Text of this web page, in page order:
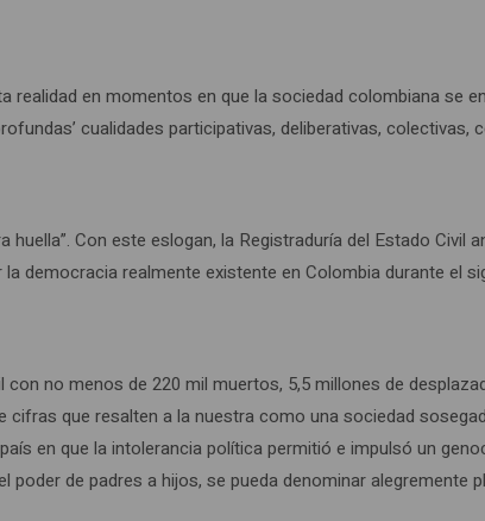
realidad en momentos en que la sociedad colombiana se
cualidades participativas, deliberativas,
huella”. Con este eslogan, la Registraduría del Estado
democracia realmente existente en Colombia durante el
con no menos de 220 mil muertos, 5,5 millones de
que resalten a la nuestra como una sociedad
en que la intolerancia política permitió e impulsó un
poder de padres a hijos, se pueda denominar